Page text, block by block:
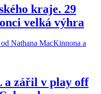
kraje. 29
velká výhra
a zářil v play off